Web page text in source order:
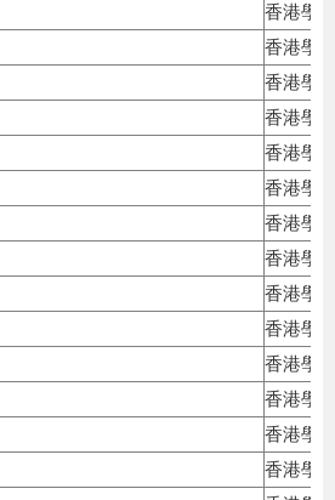
香港學
香港學
香港學
香港學
香港學
香港學
香港學
香港學
香港學
香港學
香港學
香港學
香港學
香港學